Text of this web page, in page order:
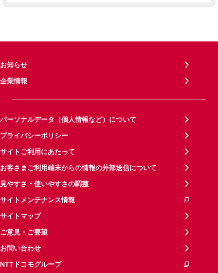
お知らせ
企業情報
パーソナルデータ（個人情報など）について
プライバシーポリシー
サイトご利用にあたって
お客さまご利用端末からの情報の外部送信について
見やすさ・使いやすさの調整
サイトメンテナンス情報
サイトマップ
ご意見・ご要望
お問い合わせ
NTTドコモグループ